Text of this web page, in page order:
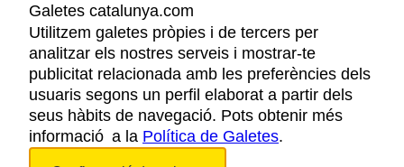
AVÍS LEGAL
POLÍTICA DE PRIVACITAT
COOKIES
ACCESSIBILITAT
Galetes catalunya.com
Utilitzem galetes pròpies i de tercers per
analitzar els nostres serveis i mostrar-te
publicitat relacionada amb les preferències dels
usuaris segons un perfil elaborat a partir dels
seus hàbits de navegació. Pots obtenir més
informació a la Política de Galetes.